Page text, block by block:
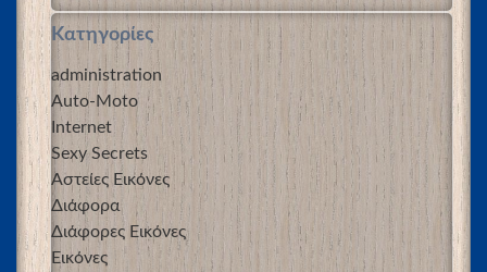
Kατηγορίες
administration
Auto-Moto
Internet
Sexy Secrets
Αστείες Εικόνες
Διάφορα
Διάφορες Εικόνες
Εικόνες